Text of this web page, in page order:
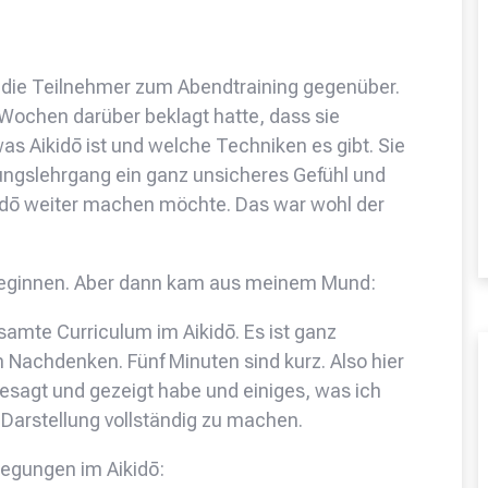
Teilnehmer zum Abendtraining gegenüber.
darüber beklagt hatte, dass sie
Aikidō ist und welche Techniken es gibt. Sie
ein ganz unsicheres Gefühl und
weiter machen möchte. Das war wohl der
Aber dann kam aus meinem Mund:
Curriculum im Aikidō. Es ist ganz
Fünf Minuten sind kurz. Also hier
und gezeigt habe und einiges, was ich
vollständig zu machen.
im Aikidō: